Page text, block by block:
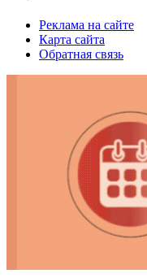
Реклама на сайте
Карта сайта
Обратная связь